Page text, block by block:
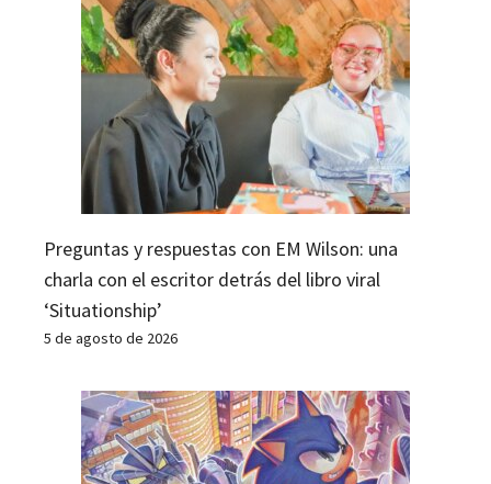
Preguntas y respuestas con EM Wilson: una
charla con el escritor detrás del libro viral
‘Situationship’
5 de agosto de 2026